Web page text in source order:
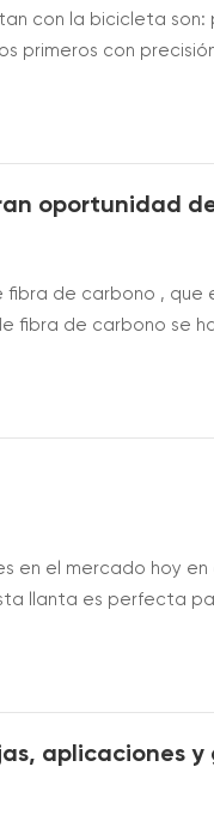
con la bicicleta son:
primeros con
la dete...
oportunidad
de carbono ,
fibra de carbono se
re...
en el mercado hoy
llanta es perfecta
aplicaciones y